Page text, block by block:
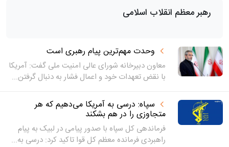
رهبر معظم انقلاب اسلامی
وحدت مهم‌ترین پیام رهبری است
معاون دبیرخانه شورای عالی امنیت ملی گفت: آمریکا
با نقض تعهدات خود و اعمال فشار به دنبال گرفتن...
سپاه: درسی به آمریکا می‌دهیم که هر
متجاوزی را در هم بشکند
فرماندهی کل سپاه با صدور پیامی در لبیک به پیام
راهبردی فرمانده معظم کل قوا تاکید کرد: درسی به...